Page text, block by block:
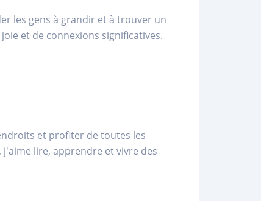
les gens à grandir et à trouver un
et de connexions significatives.
et profiter de toutes les
lire, apprendre et vivre des